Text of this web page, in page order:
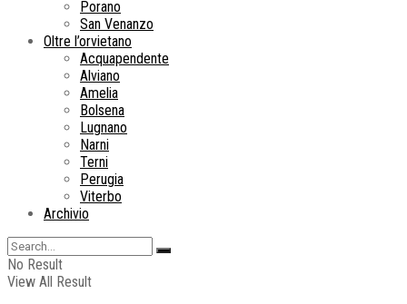
Porano
San Venanzo
Oltre l’orvietano
Acquapendente
Alviano
Amelia
Bolsena
Lugnano
Narni
Terni
Perugia
Viterbo
Archivio
No Result
View All Result